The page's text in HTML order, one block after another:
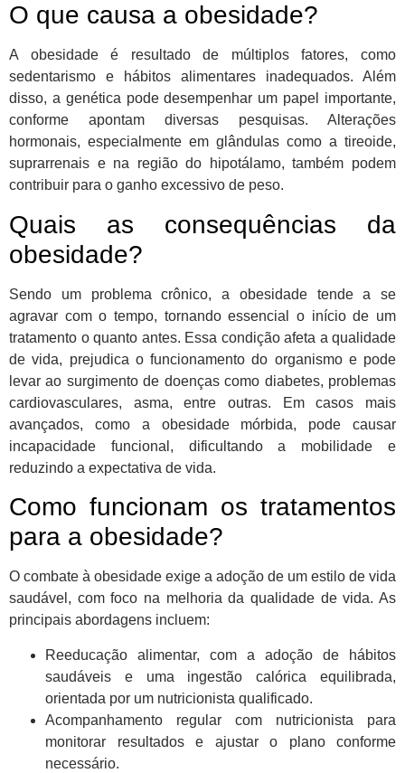
O que causa a obesidade?
A obesidade é resultado de múltiplos fatores, como
sedentarismo e hábitos alimentares inadequados. Além
disso, a genética pode desempenhar um papel importante,
conforme apontam diversas pesquisas. Alterações
hormonais, especialmente em glândulas como a tireoide,
suprarrenais e na região do hipotálamo, também podem
contribuir para o ganho excessivo de peso.
Quais as consequências da
obesidade?
Sendo um problema crônico, a obesidade tende a se
agravar com o tempo, tornando essencial o início de um
tratamento o quanto antes. Essa condição afeta a qualidade
de vida, prejudica o funcionamento do organismo e pode
levar ao surgimento de doenças como diabetes, problemas
cardiovasculares, asma, entre outras. Em casos mais
avançados, como a obesidade mórbida, pode causar
incapacidade funcional, dificultando a mobilidade e
reduzindo a expectativa de vida.
Como funcionam os tratamentos
para a obesidade?
O combate à obesidade exige a adoção de um estilo de vida
saudável, com foco na melhoria da qualidade de vida. As
principais abordagens incluem:
Reeducação alimentar, com a adoção de hábitos
saudáveis e uma ingestão calórica equilibrada,
orientada por um nutricionista qualificado.
Acompanhamento regular com nutricionista para
monitorar resultados e ajustar o plano conforme
necessário.